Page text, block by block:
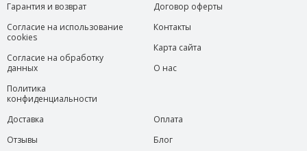
Гарантия и возврат
Согласие на использование
cookies
Согласие на обработку
данных
Политика
конфиденциальности
Договор оферты
Контакты
Карта сайта
О нас
Доставка
Отзывы
Оплата
Блог